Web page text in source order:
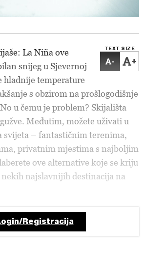
TEXT SIZE
- +
La Niña ove
snijeg u Sjevernoj
hladnije temperature
s obzirom na prošlogodišnje
u čemu je problem? Skijališta
Međutim, možete uživati u
svijeta – fantastičnim terenima,
privatnim mjestima s najboljim
ove alternative koje se kriju
nekih najslavnijih destinacija na
Registracija